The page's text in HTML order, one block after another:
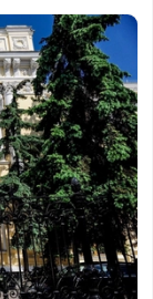
на прежнем